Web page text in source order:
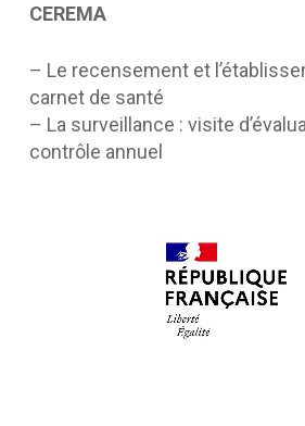
CEREMA
– Le recensement et
carnet de santé
– La surveillance : visite
contrôle annuel